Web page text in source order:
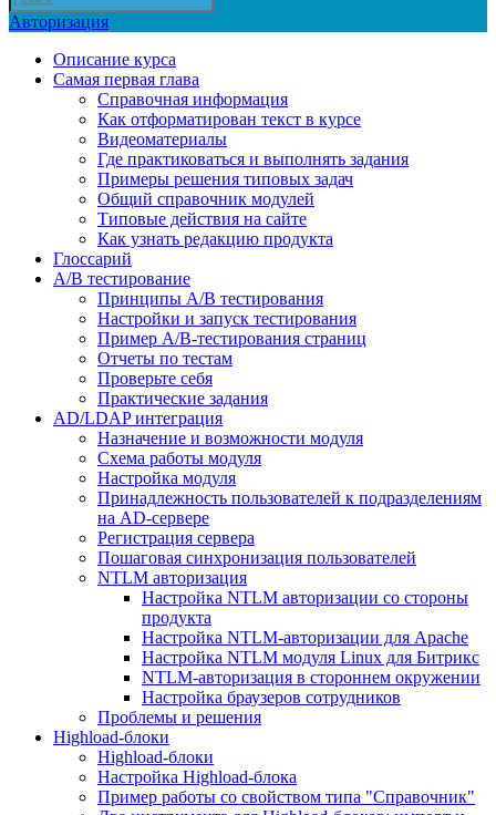
Авторизация
Описание курса
Самая первая глава
Справочная информация
Как отформатирован текст в курсе
Видеоматериалы
Где практиковаться и выполнять задания
Примеры решения типовых задач
Общий справочник модулей
Типовые действия на сайте
Как узнать редакцию продукта
Глоссарий
A/B тестирование
Принципы A/B тестирования
Настройки и запуск тестирования
Пример A/B-тестирования страниц
Отчеты по тестам
Проверьте себя
Практические задания
AD/LDAP интеграция
Назначение и возможности модуля
Схема работы модуля
Настройка модуля
Принадлежность пользователей к подразделениям
на AD-сервере
Регистрация сервера
Пошаговая синхронизация пользователей
NTLM авторизация
Настройка NTLM авторизации со стороны
продукта
Настройка NTLM-авторизации для Apache
Настройка NTLM модуля Linux для Битрикс
NTLM-авторизация в стороннем окружении
Настройка браузеров сотрудников
Проблемы и решения
Highload-блоки
Highload-блоки
Настройка Highload-блока
Пример работы со свойством типа "Справочник"